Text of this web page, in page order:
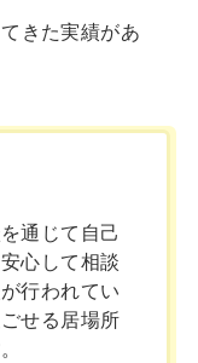
きた実績があ
通じて自己
心して相談
行われてい
せる居場所